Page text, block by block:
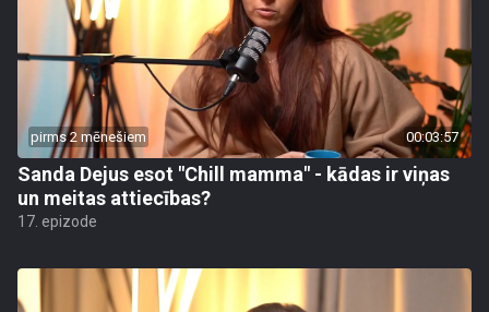
pirms 2 mēnešiem 00:03:57
Sanda Dejus esot "Chill mamma" - kādas ir viņas
un meitas attiecības?
17. epizode